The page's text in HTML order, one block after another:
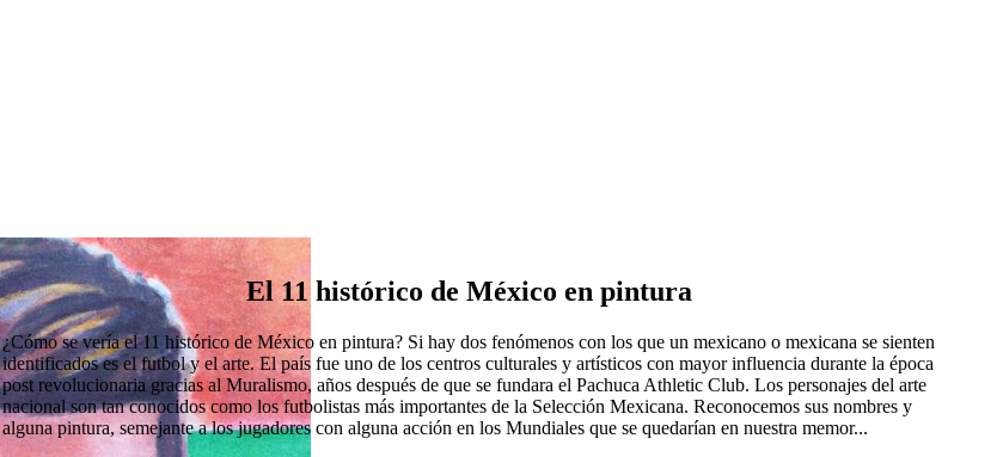
El 11 histórico de México en pintura
¿Cómo se vería el 11 histórico de México en pintura? Si hay dos fenómenos con los que un mexicano o mexicana se sienten
identificados es el futbol y el arte. El país fue uno de los centros culturales y artísticos con mayor influencia durante la época
post revolucionaria gracias al Muralismo, años después de que se fundara el Pachuca Athletic Club. Los personajes del arte
nacional son tan conocidos como los futbolistas más importantes de la Selección Mexicana. Reconocemos sus nombres y
alguna pintura, semejante a los jugadores con alguna acción en los Mundiales que se quedarían en nuestra memor...